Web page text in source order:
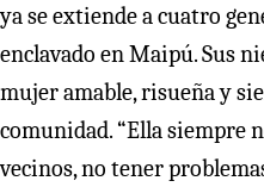
ya se extiende a cuatro
enclavado en Maipú. Sus
mujer amable, risueña y
comunidad. “Ella siempre
vecinos, no tener